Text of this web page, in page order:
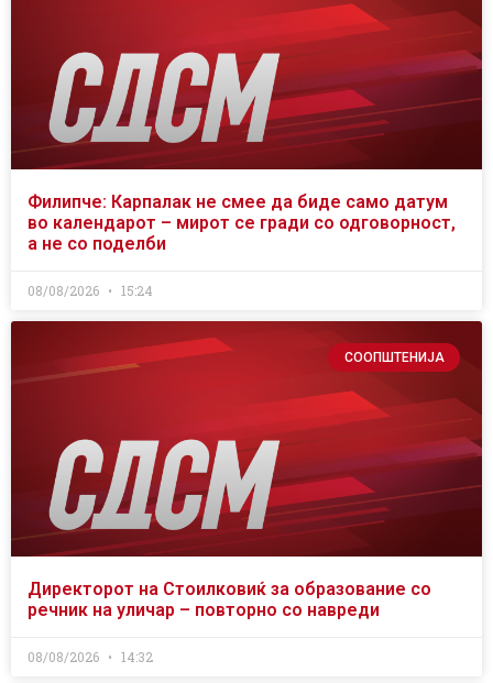
Филипче: Карпалак не смее да биде само датум
во календарот – мирот се гради со одговорност,
а не со поделби
08/08/2026 15:24
СООПШТЕНИЈА
Директорот на Стоилковиќ за образование со
речник на уличар – повторно со навреди
08/08/2026 14:32